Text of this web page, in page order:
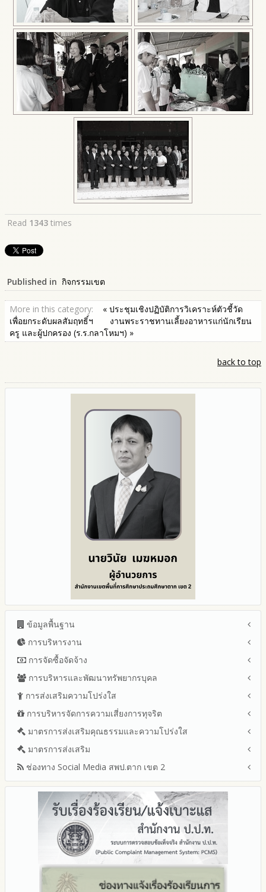
Read 1343 times
Published in กิจกรรมเขต
More in this category:
« ประชุมเชิงปฏิบัติการวิเคราะห์ตัวชี้วัด
เพื่อยกระดับผลสัมฤทธิ์ฯ
งานพระราชทานเลี้ยงอาหารแก่นักเรียน
ครู และผู้ปกครอง (ร.ร.กลาโหมฯ) »
back to top
ข้อมูลพื้นฐาน
โครงสร้าง หน้าที่และอำนาจ
ข้อมูลผู้บริหาร
ข้อมูลการติดต่อและ ช่องทางการสอบถาม
นโยบายคุ้มครองข้อมูลส่วนบุคคล
ข่าวประชาสัมพันธ์
ข่าวสารพัฒนาสำนักงานเกี่ยวข้องกับแนวทางส่งเสริมความ
การบริหารงาน
แผนยุทธศาสตร์หรือแผนพัฒนาสำนักงานเขตพื้นที่การศึกษา
แผนและความก้าวหน้าในการดำเนินงานและการใช้งบประมาณ
ปีงบประมาณ 2569
ปีงบประมาณ 2568
ปีงบประมาณ 2567
ปีงบประมาณ 2566
รายงานผลการดำเนินงานประจำปี
รายงานผลปี 2568
รายงานผลปี 2567
รายงานผลปี 2566
รายงานผลปี 2565
รายงานผลปี 2564
คู่มือหรือแนวทางการปฏิบัติงานของเจ้าหน้าที่
คู่มือหรือแนวทางการขอรับบริการสำหรับผู้รับบริการหรือผู้มา
การจัดซื้อจัดจ้าง
สรุปผลการจัดซื้อจัดจ้างหรือการจัดหาพัสดุรายเดือน ประจำ
ปีงบประมาณ พ.ศ.2569 (แบบ สขร.1)
เขตพื้นที่การศึกษา ประจำปีงบประมาณ พ.ศ. 2568
การบริหารและพัฒนาทรัพยากรบุคล
หลักเกณฑ์และแผนการบริหารและพัฒนาทรัพยากรบุคลล ประจำ
ปีงบประมาณ พ.ศ.2569
รายงานผลการบริหารและพัฒนาทรัพยากรบุคคลประจำ
ปีงบประมาณ
ประมวลจริยธรรมและการขับเคลื่อนจริยธรรม
การส่งเสริมความโปร่งใส
แนวปฏิบัติการจัดการเรื่องร้องเรียนการทุจริตและประพฤติมิชอบ
ช่องทางแจ้งเรื่องร้องเรียนการทุจริตและประพฤติมิชอบ
ข้อมูลสถิติเรื่องร้องเรียนการทุจริตและประพฤติมิชอบ ประจำ
ปีงบประมาณ
การเปิดโอกาสให้มีส่วนร่วมในการดำเนินงานปีงบประมาณ
การบริหารจัดการความเสี่ยงการทุจริต
การขับเคลื่อนนโยบาย No Gift Policy จากการปฏิบัติหน้าที่และ
การเสริมสร้างรู้เกี่ยวกับหลักเกณฑ์การรับทรัพย์สินหรือประโยชน์อื่น
ใดโดยธรรมจรรยาของเจ้าพนักงานของรัฐ
การประเมินความเสี่ยงการทุจริต ในสำนักงานเขตพื้นที่การศึกษา
ประจำปีงบประมาณ
รายงานผลการดำเนินการตามแผนบริหารจัดการความเสี่ยงการ
ทุจริตของสำนักงานเขตพื้นที่การศึกษา ประจำงบประมาณ
มาตรการส่งเสริมคุณธรรมและความโปร่งใส
แผนปฏิบัติการป้องกันการทุจริตประจำปีงบประมาณ
2569
2568
2567
2566
2565
รายงานผลการดำเนินการป้องกันการทุจริตประจำปี
2568
มาตรการส่งเสริม
มาตรการเผยแพร่ข้อมูลต่อสาธารณะ
มาตรการส่งเสริมความโปร่งใสในการจัดซื้อจัดจ้าง
มาตราการจัดการเรื่องร้องเรียนการทุจริต
มาตรการป้องกันการรับสินบน
มาตรการป้องกันการขัดกันระหว่างผลประโยชน์ส่วนตนกับส่วนรวม
มาตรการตรวจสอบการใช้ดุลพินิจ
มาตราการให้ผู้มีส่วนได้ส่วนเสียมีส่วนร่วม
ช่องทาง Social Media สพป.ตาก เขต 2
Q&A / ชมเชย / เสนอแนะ
Facebook เพจ สพป.ตาก 2
Youtube ช่อง สพป.ตาก เขต 2
Youtube เรื่องเล่าข่าวตาก 2